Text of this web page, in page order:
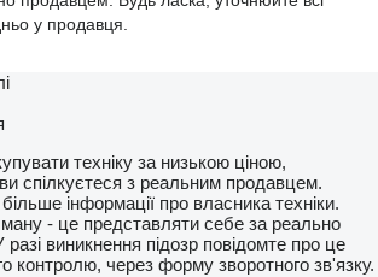
у продавця.
техніку за низькою ціною,
спілкуєтеся з реальним продавцем.
інформації про власника техніки.
- це представляти себе за реально
виникнення підозр повідомте про це
контролю, через форму зворотного зв'язку.